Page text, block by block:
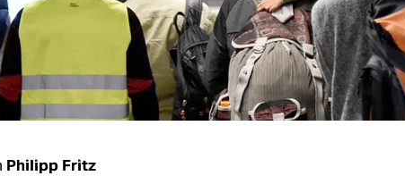
Philipp Fritz